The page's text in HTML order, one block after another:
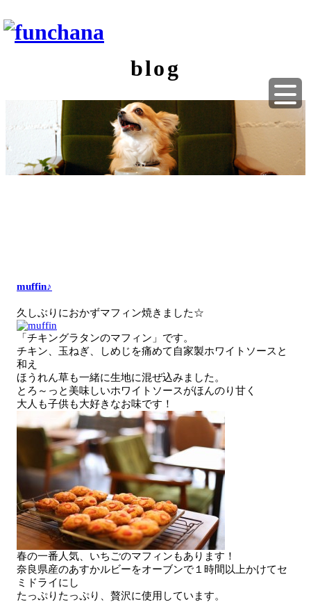
blog
muffin♪
久しぶりにおかずマフィン焼きました☆
「チキングラタンのマフィン」です。
チキン、玉ねぎ、しめじを痛めて自家製ホワイトソースと
和え
ほうれん草も一緒に生地に混ぜ込みました。
とろ～っと美味しいホワイトソースがほんのり甘く
大人も子供も大好きなお味です！
春の一番人気、いちごのマフィンもあります！
奈良県産のあすかルビーをオーブンで１時間以上かけてセ
ミドライにし
たっぷりたっぷり、贅沢に使用しています。